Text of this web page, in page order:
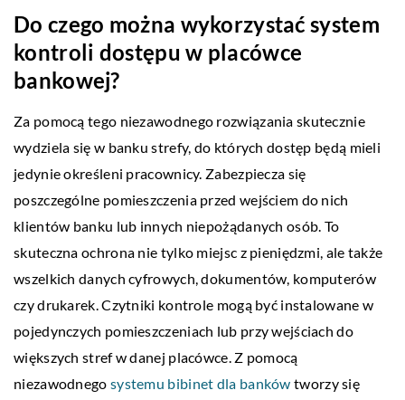
Do czego można wykorzystać system
kontroli dostępu w placówce
bankowej?
Za pomocą tego niezawodnego rozwiązania skutecznie
wydziela się w banku strefy, do których dostęp będą mieli
jedynie określeni pracownicy. Zabezpiecza się
poszczególne pomieszczenia przed wejściem do nich
klientów banku lub innych niepożądanych osób. To
skuteczna ochrona nie tylko miejsc z pieniędzmi, ale także
wszelkich danych cyfrowych, dokumentów, komputerów
czy drukarek. Czytniki kontrole mogą być instalowane w
pojedynczych pomieszczeniach lub przy wejściach do
większych stref w danej placówce. Z pomocą
niezawodnego systemu bibinet dla banków tworzy się